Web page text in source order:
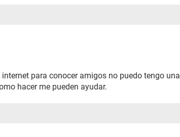
para conocer amigos no puedo tengo una
hacer me pueden ayudar.